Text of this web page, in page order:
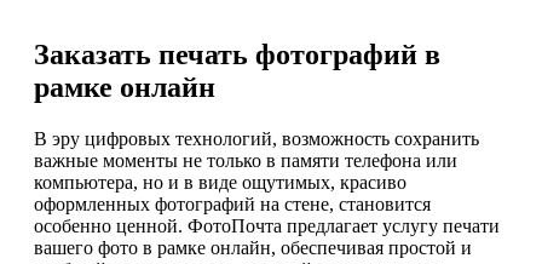
Заказать печать фотографий в
рамке онлайн
В эру цифровых технологий, возможность сохранить
важные моменты не только в памяти телефона или
компьютера, но и в виде ощутимых, красиво
оформленных фотографий на стене, становится
особенно ценной. ФотоПочта предлагает услугу печати
вашего фото в рамке онлайн, обеспечивая простой и